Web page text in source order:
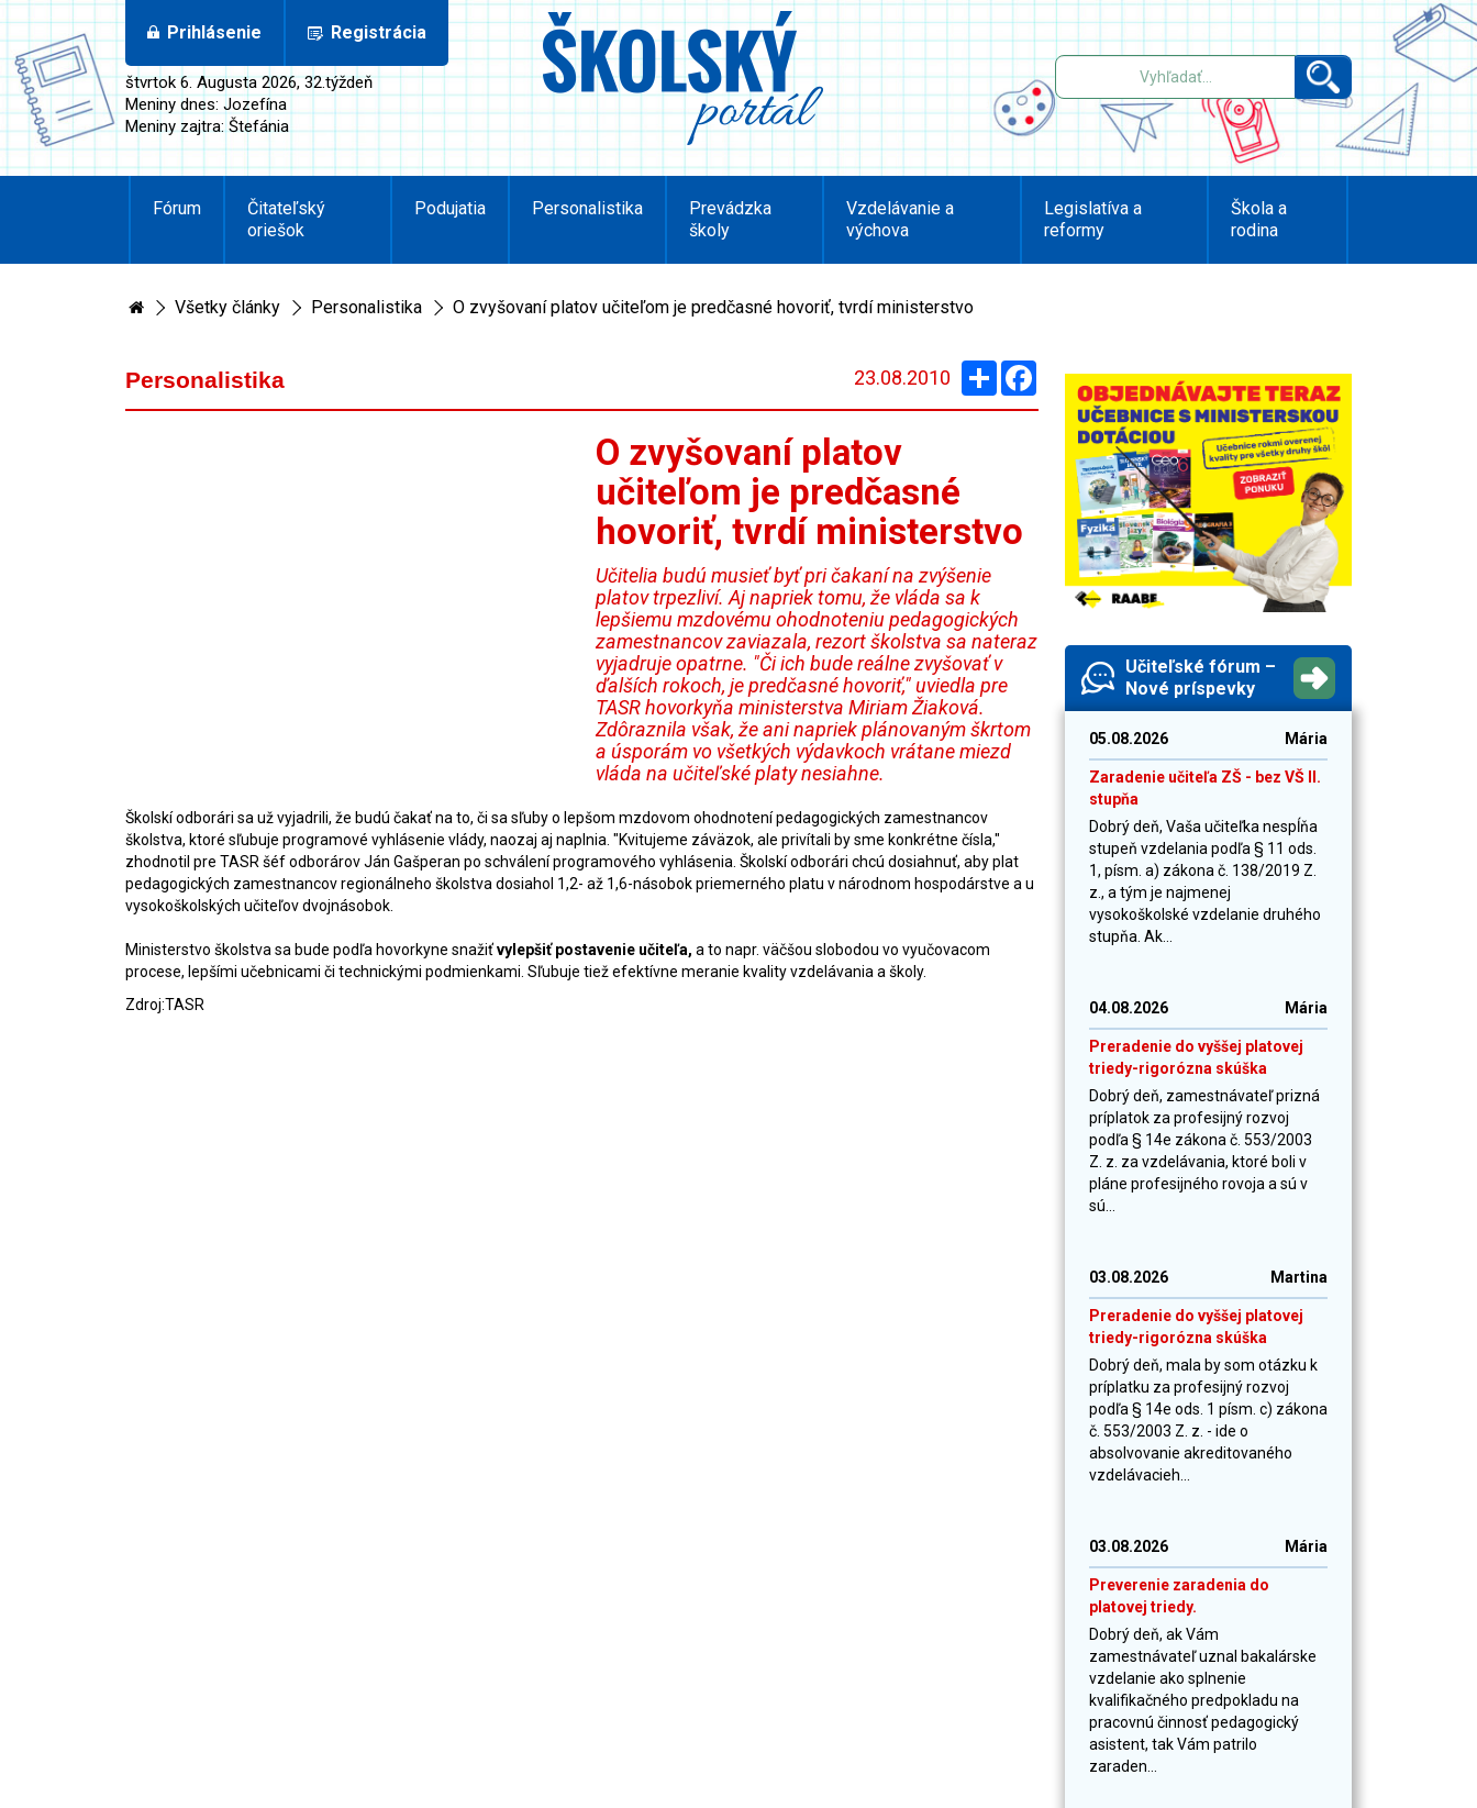
Prihlásenie Registrácia
štvrtok 6. Augusta 2026, 32.týždeň
Meniny dnes: Jozefína
Meniny zajtra: Štefánia
Fórum
Čitateľský
oriešok
Podujatia Personalistika
Prevádzka
školy
Vzdelávanie a
výchova
Legislatíva a
reformy
Škola a
rodina
Všetky články Personalistika O zvyšovaní platov učiteľom je predčasné hovoriť, tvrdí ministerstvo
Personalistika 23.08.2010 Zdieľaj
O zvyšovaní platov
učiteľom je predčasné
hovoriť, tvrdí ministerstvo
Učitelia budú musieť byť pri čakaní na zvýšenie
platov trpezliví. Aj napriek tomu, že vláda sa k
lepšiemu mzdovému ohodnoteniu pedagogických
zamestnancov zaviazala, rezort školstva sa nateraz
vyjadruje opatrne. "Či ich bude reálne zvyšovať v
ďalších rokoch, je predčasné hovoriť," uviedla pre
TASR hovorkyňa ministerstva Miriam Žiaková.
Zdôraznila však, že ani napriek plánovaným škrtom
a úsporám vo všetkých výdavkoch vrátane miezd
vláda na učiteľské platy nesiahne.
Školskí odborári sa už vyjadrili, že budú čakať na to, či sa sľuby o lepšom mzdovom ohodnotení pedagogických zamestnancov
školstva, ktoré sľubuje programové vyhlásenie vlády, naozaj aj naplnia. "Kvitujeme záväzok, ale privítali by sme konkrétne čísla,"
zhodnotil pre TASR šéf odborárov Ján Gašperan po schválení programového vyhlásenia. Školskí odborári chcú dosiahnuť, aby plat
pedagogických zamestnancov regionálneho školstva dosiahol 1,2- až 1,6-násobok priemerného platu v národnom hospodárstve a u
vysokoškolských učiteľov dvojnásobok.
Ministerstvo školstva sa bude podľa hovorkyne snažiťvylepšiť postavenie učiteľa, a to napr. väčšou slobodou vo vyučovacom
procese, lepšími učebnicami či technickými podmienkami. Sľubuje tiež efektívne meranie kvality vzdelávania a školy.
Zdroj:TASR
Učiteľské fórum –
Nové príspevky
05.08.2026 Mária
Zaradenie učiteľa ZŠ - bez VŠ II.
stupňa
Dobrý deň, Vaša učiteľka nespĺňa
stupeň vzdelania podľa § 11 ods.
1, písm. a) zákona č. 138/2019 Z.
z., a tým je najmenej
vysokoškolské vzdelanie druhého
stupňa. Ak...
04.08.2026 Mária
Preradenie do vyššej platovej
triedy-rigorózna skúška
Dobrý deň, zamestnávateľ prizná
príplatok za profesijný rozvoj
podľa § 14e zákona č. 553/2003
Z. z. za vzdelávania, ktoré boli v
pláne profesijného rovoja a sú v
sú...
03.08.2026 Martina
Preradenie do vyššej platovej
triedy-rigorózna skúška
Dobrý deň, mala by som otázku k
príplatku za profesijný rozvoj
podľa § 14e ods. 1 písm. c) zákona
č. 553/2003 Z. z. - ide o
absolvovanie akreditovaného
vzdelávacieh...
03.08.2026 Mária
Preverenie zaradenia do
platovej triedy.
Dobrý deň, ak Vám
zamestnávateľ uznal bakalárske
vzdelanie ako splnenie
kvalifikačného predpokladu na
pracovnú činnosť pedagogický
asistent, tak Vám patrilo
zaraden...